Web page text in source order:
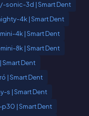
sonic-3d | Smart Dent
4k | Smart Dent
4k | Smart Dent
8k | Smart Dent
Smart Dent
| Smart Dent
s | Smart Dent
| Smart Dent